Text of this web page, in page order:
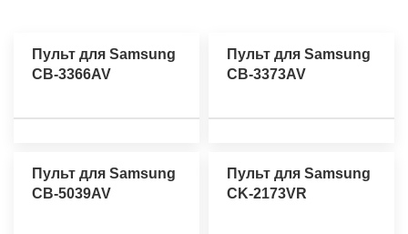
Пульт для Samsung
CB-3366AV
Пульт для Samsung
CB-3373AV
Пульт для Samsung
CB-5039AV
Пульт для Samsung
CK-2173VR